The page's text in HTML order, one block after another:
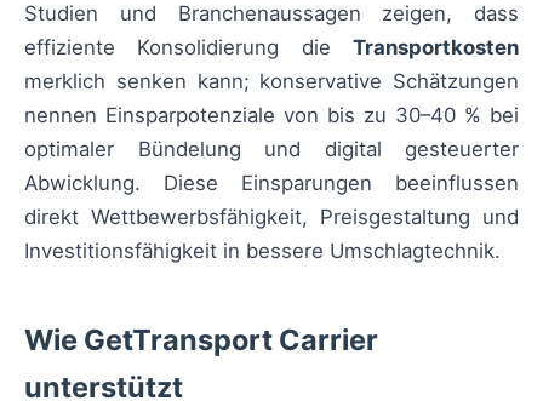
Studien und Branchenaussagen zeigen, dass
effiziente Konsolidierung die Transportkosten
merklich senken kann; konservative Schätzungen
nennen Einsparpotenziale von bis zu 30–40 % bei
optimaler Bündelung und digital gesteuerter
Abwicklung. Diese Einsparungen beeinflussen
direkt Wettbewerbsfähigkeit, Preisgestaltung und
Investitionsfähigkeit in bessere Umschlagtechnik.
Wie GetTransport Carrier
unterstützt